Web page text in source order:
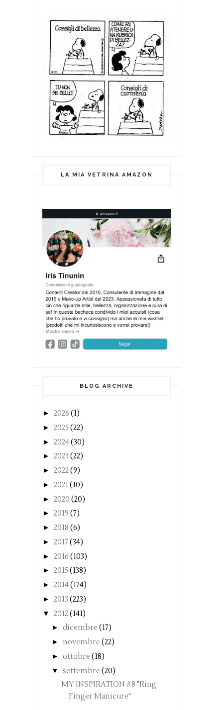
LA MIA VETRINA AMAZON
BLOG ARCHIVE
► 2026 (1)
► 2025 (22)
► 2024(30)
► 2023 (22)
► 2022(9)
► 2021(10)
► 2020 (20)
► 2019 (7)
► 2018 (6)
► 2017 (34)
► 2016 (103)
► 2015 (138)
► 2014(174)
► 2013 (223)
▼ 2012(141)
► dicembre (17)
► novembre (22)
► ottobre (18)
▼ settembre (20)
MY INSPIRATION #8 "Ring
Finger Manicure"